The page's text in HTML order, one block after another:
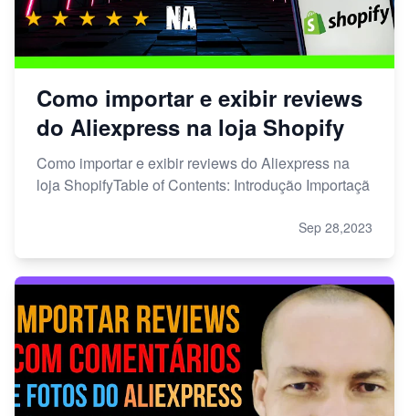
Como importar e exibir reviews
do Aliexpress na loja Shopify
Como importar e exibir reviews do Aliexpress na
loja ShopifyTable of Contents: Introdução Importaçã
Sep 28,2023